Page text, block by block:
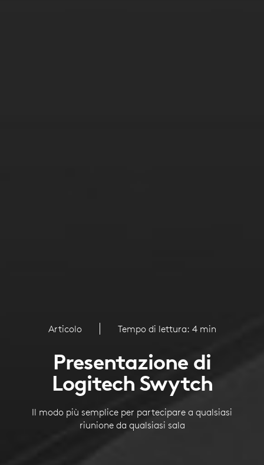
Articolo Tempo di lettura: 4 min
Presentazione di
Logitech Swytch
Il modo più semplice per partecipare a qualsiasi
riunione da qualsiasi sala